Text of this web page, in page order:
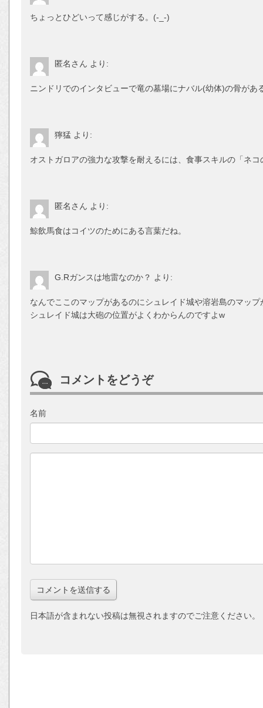
ちょっとひどいって感じがする。(-_-)
匿名さん より:
ニンドリでのインタビューで竜の墓場にナバル(幼体)の骨が
獰猛 より:
オストガロアの強力な攻撃を耐えるには、食事スキルの「ネ
匿名さん より:
鯨飲馬食はコイツのためにある言葉だね。
G.Rガンスは地雷なのか？ より:
なんでここのマップがあるのにシュレイド城や溶岩島のマッ
シュレイド城は大砲の位置がよくわからんのですよw
コメントをどうぞ
名前
日本語が含まれない投稿は無視されますのでご注意ください